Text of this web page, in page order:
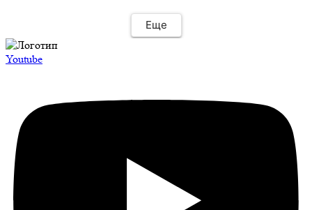
Еще
Youtube